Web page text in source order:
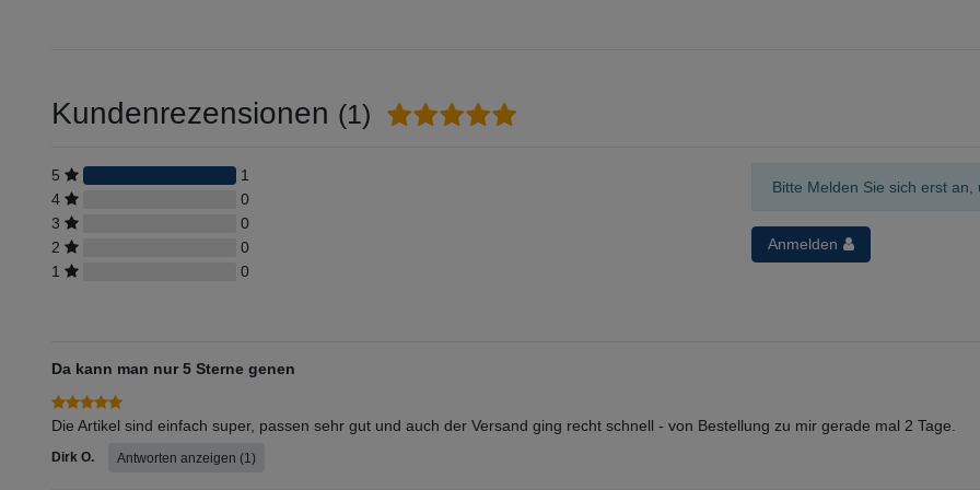
Kundenrezensionen (1)
5
1
4
0
3
0
2
0
1
0
Bitte Melden Sie sich erst
Anmelden
Da kann man nur 5 Sterne genen
Die Artikel sind einfach super, passen sehr gut und auch der Versand ging recht schnell - von Bestellung zu mir gerade mal 2 Tage.
Dirk O. Antworten anzeigen (1)